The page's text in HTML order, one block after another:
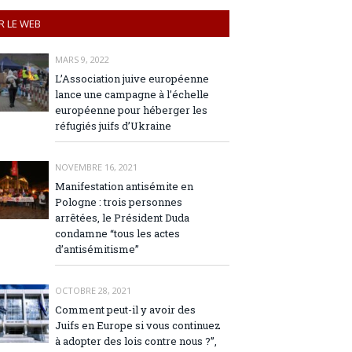
LE WEB
MARS 9, 2022
L’Association juive européenne
lance une campagne à l’échelle
européenne pour héberger les
réfugiés juifs d’Ukraine
NOVEMBRE 16, 2021
Manifestation antisémite en
Pologne : trois personnes
arrêtées, le Président Duda
condamne “tous les actes
d’antisémitisme”
OCTOBRE 28, 2021
Comment peut-il y avoir des
Juifs en Europe si vous continuez
à adopter des lois contre nous ?”,